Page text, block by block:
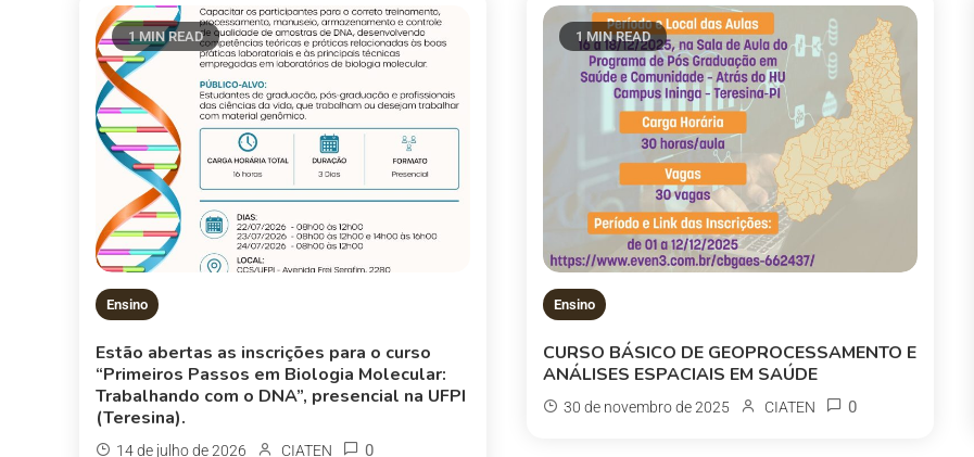
1 MIN READ
Ensino
Estão abertas as inscrições para o curso
“Primeiros Passos em Biologia Molecular:
Trabalhando com o DNA”, presencial na UFPI
(Teresina).
14 de julho de 2026 CIATEN 0
1 MIN READ
Ensino
CURSO BÁSICO DE GEOPROCESSAMENTO E
ANÁLISES ESPACIAIS EM SAÚDE
30 de novembro de 2025 CIATEN 0